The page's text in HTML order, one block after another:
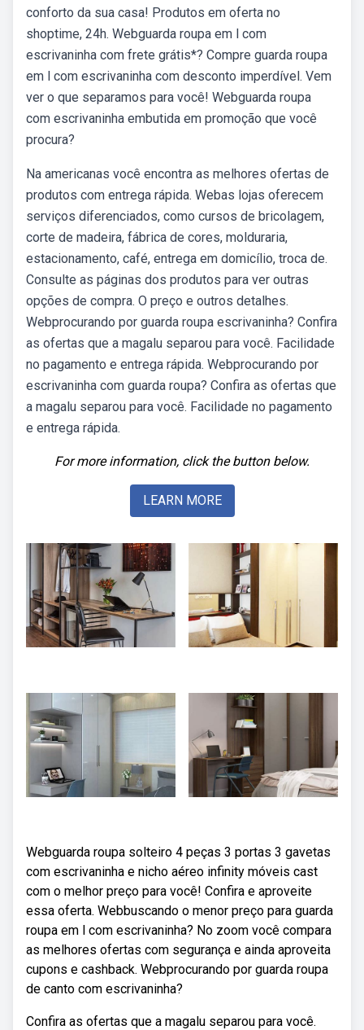
conforto da sua casa! Produtos em oferta no
shoptime, 24h. Webguarda roupa em l com
escrivaninha com frete grátis*? Compre guarda roupa
em l com escrivaninha com desconto imperdível. Vem
ver o que separamos para você! Webguarda roupa
com escrivaninha embutida em promoção que você
procura?
Na americanas você encontra as melhores ofertas de
produtos com entrega rápida. Webas lojas oferecem
serviços diferenciados, como cursos de bricolagem,
corte de madeira, fábrica de cores, molduraria,
estacionamento, café, entrega em domicílio, troca de.
Consulte as páginas dos produtos para ver outras
opções de compra. O preço e outros detalhes.
Webprocurando por guarda roupa escrivaninha? Confira
as ofertas que a magalu separou para você. Facilidade
no pagamento e entrega rápida. Webprocurando por
escrivaninha com guarda roupa? Confira as ofertas que
a magalu separou para você. Facilidade no pagamento
e entrega rápida.
For more information, click the button below.
LEARN MORE
Webguarda roupa solteiro 4 peças 3 portas 3 gavetas
com escrivaninha e nicho aéreo infinity móveis cast
com o melhor preço para você! Confira e aproveite
essa oferta. Webbuscando o menor preço para guarda
roupa em l com escrivaninha? No zoom você compara
as melhores ofertas com segurança e ainda aproveita
cupons e cashback. Webprocurando por guarda roupa
de canto com escrivaninha?
Confira as ofertas que a magalu separou para você.